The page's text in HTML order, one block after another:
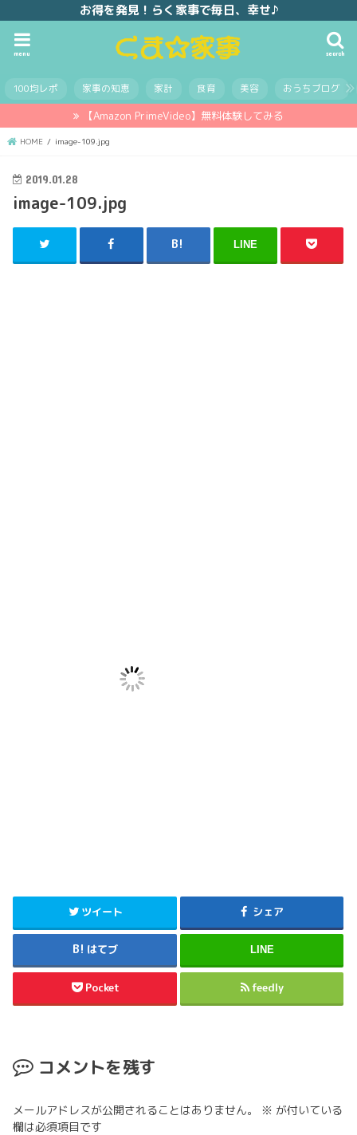
お得を発見！らく家事で毎日、幸せ♪
search
menu
100均レポ 家事の知恵 家計 食育 美容 おうちブログ
【Amazon PrimeVideo】無料体験してみる
HOME image-109.jpg
2019.01.28
image-109.jpg
LINE
ツイート シェア
はてブ LINE
Pocket feedly
コメントを残す
メールアドレスが公開されることはありません。 ※ が付いている
欄は必須項目です